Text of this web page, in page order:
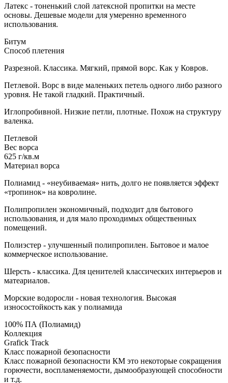
Латекс - тоненький слой латексной пропитки на месте
основы. Дешевые модели для умеренно временного
использования.
Битум
Способ плетения
Разрезной. Классика. Мягкий, прямой ворс. Как у Ковров.
Петлевой. Ворс в виде маленьких петель одного либо разного
уровня. Не такой гладкий. Практичный.
Иглопробивной. Низкие петли, плотные. Похож на структуру
валенка.
Петлевой
Вес ворса
625 г/кв.м
Материал ворса
Полиамид - «неубиваемая» нить, долго не появляется эффект
«тропинок» на ковролине.
Полипропилен экономичный, подходит для бытового
использования, и для мало проходимых общественных
помещений.
Полиэстер - улучшенный полипропилен. Бытовое и малое
коммерческое использование.
Шерсть - классика. Для ценителей классических интерьеров и
матеариалов.
Морские водоросли - новая технология. Высокая
износостойкость как у полиамида
100% ПА (Полиамид)
Коллекция
Grafick Track
Класс пожарной безопасности
Класс пожарной безопасности КМ это некоторые сокращения
горючести, воспламеняемости, дымообразующей способности
и т.д.